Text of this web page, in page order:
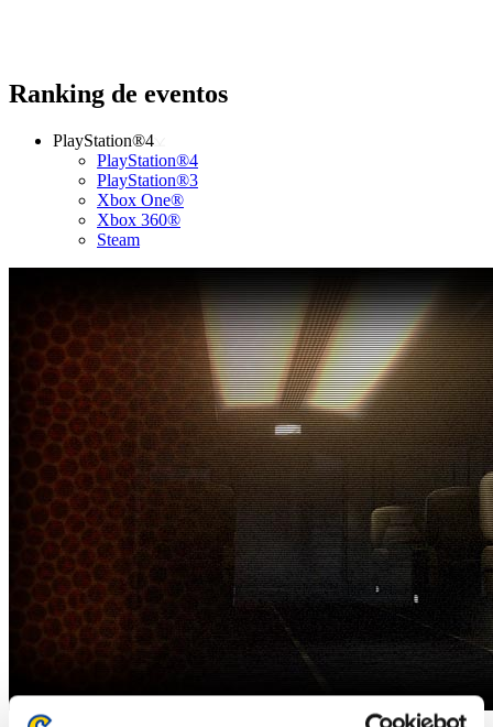
Ranking de eventos
PlayStation®4
PlayStation®4
PlayStation®3
Xbox One®
Xbox 360®
Steam